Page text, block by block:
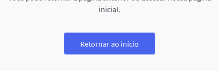
inicial.
Retornar ao início